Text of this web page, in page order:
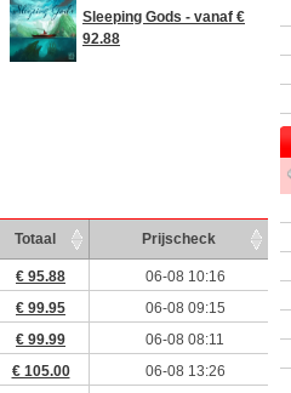
Sleeping Gods - vanaf €
92.88
Totaal Prijscheck
€ 95.88
06-08 10:16
€ 99.95
06-08 09:15
€ 99.99
06-08 08:11
€ 105.00
06-08 13:26